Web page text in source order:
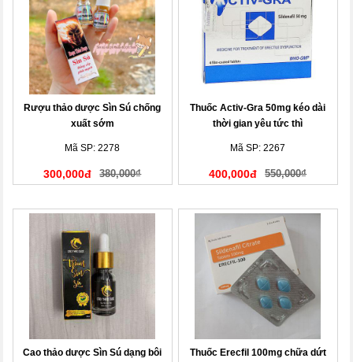
Rượu thảo dược Sìn Sú chống
xuất sớm
Mã SP: 2278
300,000đ 380,000₫
Thuốc Activ-Gra 50mg kéo dài
thời gian yêu tức thì
Mã SP: 2267
400,000đ 550,000₫
Cao thảo dược Sìn Sú dạng bôi
Thuốc Erecfil 100mg chữa dứt